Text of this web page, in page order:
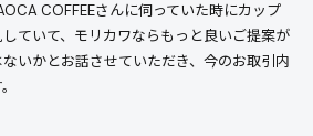
COFFEEさんに伺っていた時にカップ
ていて、モリカワならもっと良いご提案が
いかとお話させていただき、今のお取引内